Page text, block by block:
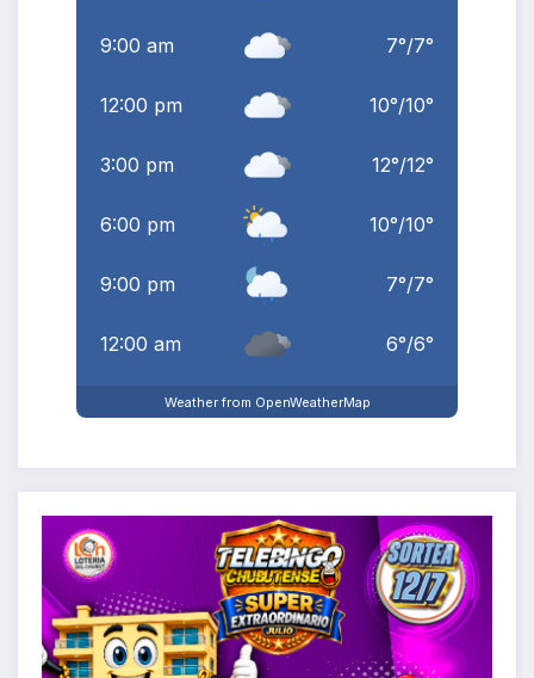
9:00 am 7°/7°
12:00 pm 10°/10°
3:00 pm 12°/12°
6:00 pm 10°/10°
9:00 pm 7°/7°
12:00 am 6°/6°
Weather from OpenWeatherMap